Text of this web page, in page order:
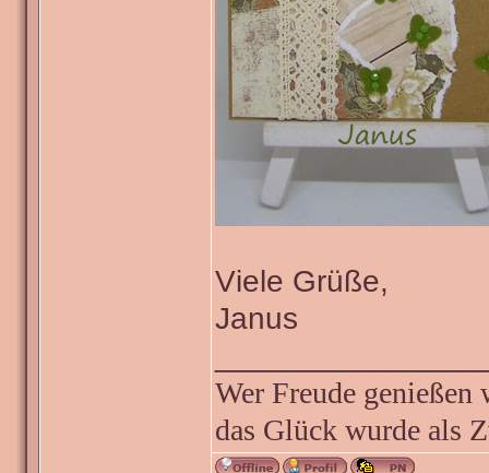
Viele Grüße,
Janus
Wer Freude
das Glück wurde als